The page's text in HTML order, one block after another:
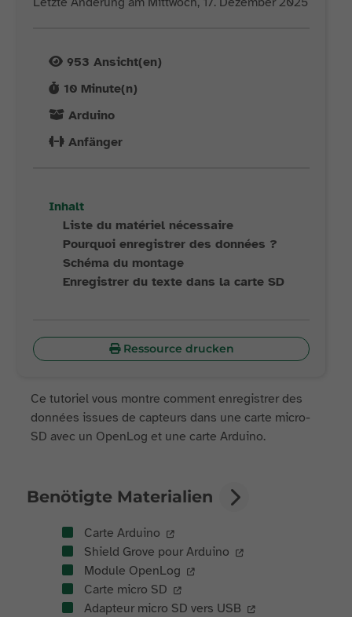
953 Ansicht(en)
10 Minute(n)
Arduino
Anfänger
Inhalt
Liste du matériel nécessaire
Pourquoi enregistrer des données ?
Schéma du montage
Enregistrer du texte dans la carte SD
Ressource drucken
Ce tutoriel vous montre comment enregistrer des
données issues de capteurs dans une carte micro-
SD avec un OpenLog et une carte Arduino.
Benötigte Materialien
Carte Arduino
Shield Grove pour Arduino
Module OpenLog
Carte micro SD
Adapteur micro SD vers USB